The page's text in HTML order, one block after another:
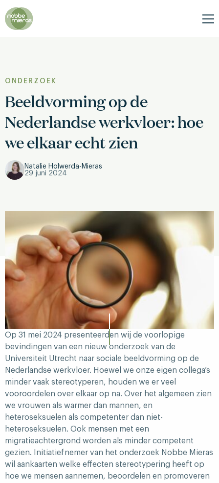
Nobbe
Mieras
ONDERZOEK
Beeldvorming op de
Nederlandse werkvloer: hoe
we elkaar echt zien
Natalie Holwerda-Mieras
29 juni 2024
Op 31 mei 2024 presenteerden wij de voorlopige
bevindingen van een nieuw onderzoek van de
Universiteit Utrecht naar sociale beeldvorming op de
Nederlandse werkvloer. Hoewel we onze eigen collega’s
minder vaak stereotyperen, houden we er veel
vooroordelen over elkaar op na. Over het algemeen zien
we vrouwen als warmer dan mannen, en
heteroseksuelen als competenter dan niet-
heteroseksuelen. Ook mensen met een
migratieachtergrond worden als minder competent
gezien. Initiatiefnemer van het onderzoek Nobbe Mieras
wil aankaarten welke effecten stereotypering heeft op
hoe we mensen aannemen, beoordelen en promoveren